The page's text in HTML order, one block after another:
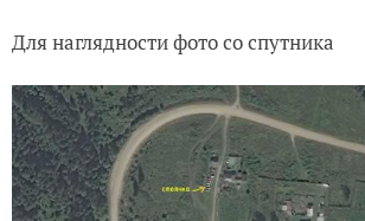
Для наглядности фото со спутника